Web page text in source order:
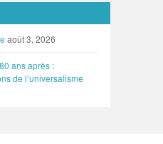
août 3, 2026
ans après :
de l’universalisme